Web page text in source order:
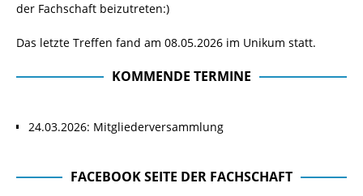
der Fachschaft beizutreten:)
Das letzte Treffen fand am 08.05.2026 im Unikum statt.
KOMMENDE TERMINE
24.03.2026: Mitgliederversammlung
FACEBOOK SEITE DER FACHSCHAFT